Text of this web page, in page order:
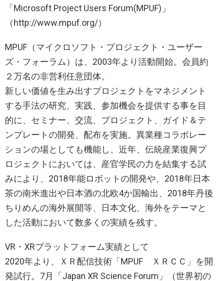
「Microsoft Project Users Forum(MPUF)」
（http://www.mpuf.org/）
MPUF（マイクロソフト・プロジェクト・ユーザー
ズ・フォーラム）は、2003年より活動開始。会員約
２万名の非営利任意団体。
新しい価値を生み出すプロジェクトをマネジメント
する手法の研究、実践、参加機会を提供する事を目
的に、セミナー、交流、プロジェクト、ガイド＆テ
ンプレートの開発、配布を実施。異業種コラボレー
ションの場としても機能し、近年、伝統産業復興プ
ロジェクトにおいては、産官学民の力を結集する試
みにより、2018年能ロボットの開発や、2018年日本
茶の南米進出や日本酒の北欧4か国輸出、2018年丹後
ちりめんの海外展開等、日本文化、海外をテーマと
した活動において数多くの実績を残す。
VR・XRプラットフォーム実績として
2020年より、ＸＲ配信技術「MPUF ＸＲＣＣ」を開
発試行。7月「Japan XR Science Forum」（世界初の